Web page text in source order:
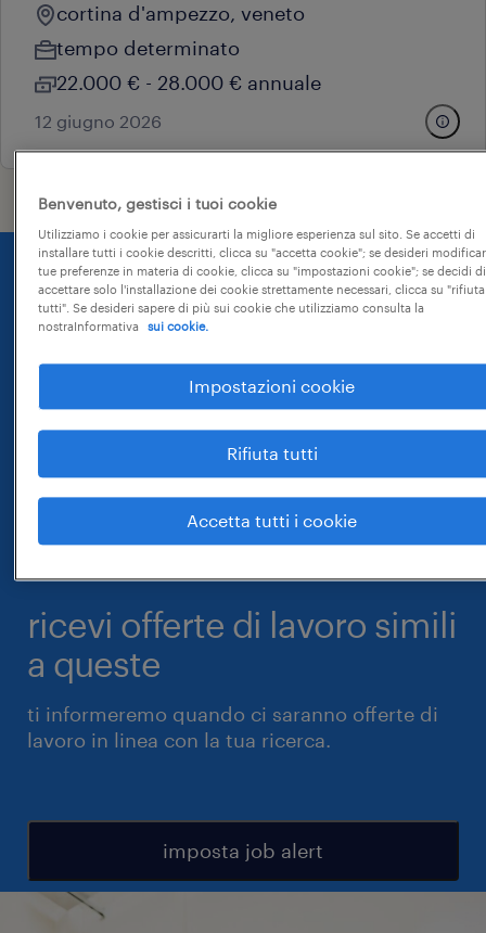
cortina d'ampezzo, veneto
tempo determinato
22.000 € - 28.000 € annuale
12 giugno 2026
ricevi offerte di lavoro simili
a queste
ti informeremo quando ci saranno offerte di
lavoro in linea con la tua ricerca.
imposta job alert
Benvenuto, gestisci i tuoi cookie
Utilizziamo i cookie per assicurarti la migliore esperienza sul sito. Se accetti di
installare tutti i cookie descritti, clicca su "accetta cookie"; se desideri
tue preferenze in materia di cookie, clicca su "impostazioni cookie"; se decidi di
accettare solo l'installazione dei cookie strettamente necessari, clicca su "rifiuta
tutti". Se desideri sapere di più sui cookie che utilizziamo consulta la
nostraInformativa
sui cookie.
Impostazioni cookie
Rifiuta tutti
Accetta tutti i cookie